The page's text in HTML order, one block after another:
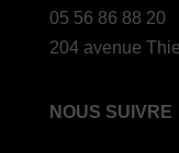
05 56 86 88 20
204 avenue
NOUS SUIVRE